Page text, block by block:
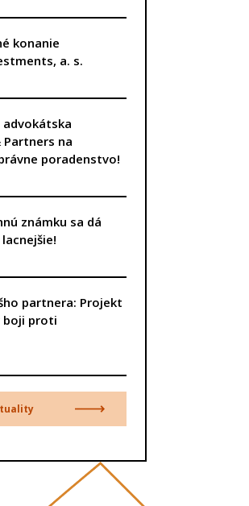
konanie
a. s.
Partners na
poradenstvo!
známku sa dá
partnera: Projekt
boji proti